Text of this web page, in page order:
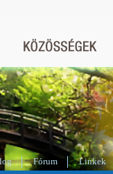
Fórum Linkek